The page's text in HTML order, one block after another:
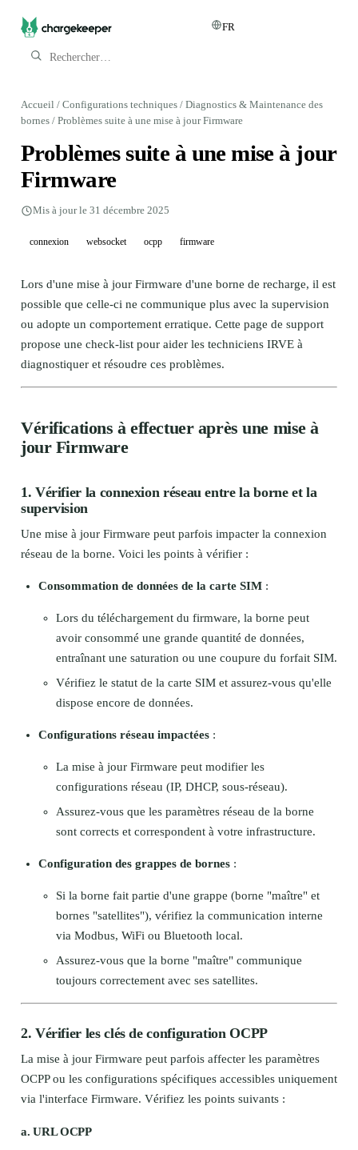
FR
Accueil / Configurations techniques / Diagnostics & Maintenance des
bornes / Problèmes suite à une mise à jour Firmware
Problèmes suite à une mise à jour
Firmware
Mis à jour le 31 décembre 2025
connexion websocket ocpp firmware
Lors d'une mise à jour Firmware d'une borne de recharge, il est
possible que celle-ci ne communique plus avec la supervision
ou adopte un comportement erratique. Cette page de support
propose une check-list pour aider les techniciens IRVE à
diagnostiquer et résoudre ces problèmes.
Vérifications à effectuer après une mise à
jour Firmware
1. Vérifier la connexion réseau entre la borne et la
supervision
Une mise à jour Firmware peut parfois impacter la connexion
réseau de la borne. Voici les points à vérifier :
Consommation de données de la carte SIM :
Lors du téléchargement du firmware, la borne peut
avoir consommé une grande quantité de données,
entraînant une saturation ou une coupure du forfait SIM.
Vérifiez le statut de la carte SIM et assurez-vous qu'elle
dispose encore de données.
Configurations réseau impactées :
La mise à jour Firmware peut modifier les
configurations réseau (IP, DHCP, sous-réseau).
Assurez-vous que les paramètres réseau de la borne
sont corrects et correspondent à votre infrastructure.
Configuration des grappes de bornes :
Si la borne fait partie d'une grappe (borne "maître" et
bornes "satellites"), vérifiez la communication interne
via Modbus, WiFi ou Bluetooth local.
Assurez-vous que la borne "maître" communique
toujours correctement avec ses satellites.
2. Vérifier les clés de configuration OCPP
La mise à jour Firmware peut parfois affecter les paramètres
OCPP ou les configurations spécifiques accessibles uniquement
via l'interface Firmware. Vérifiez les points suivants :
a. URL OCPP